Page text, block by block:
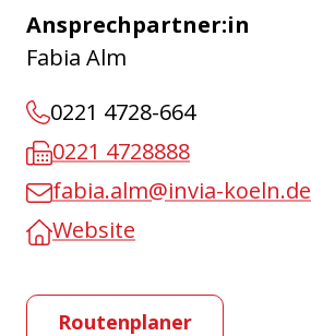
Ansprechpartner:in
Fabia Alm
0221 4728-664
0221 4728888
fabia.alm@invia-koeln.de
Website
Routenplaner